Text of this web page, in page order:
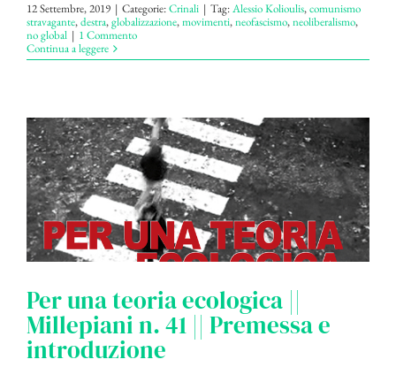
12 Settembre, 2019 | Categorie:Crinali | Tag:Alessio Kolioulis,comunismo
stravagante,destra,globalizzazione,movimenti,neofascismo,neoliberalismo,
no global | 1 Commento
Continua a leggere
Per una teoria ecologica ||
Millepiani n. 41 || Premessa e
introduzione